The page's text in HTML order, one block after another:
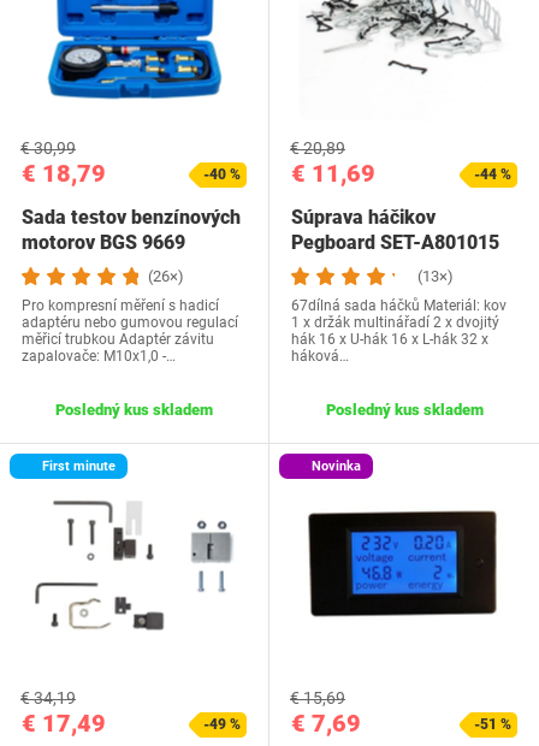
€ 18,79
€ 30,99
-40 %
Sada testov benzínových
motorov BGS 9669
(26×)
Pro kompresní měření s hadicí
adaptéru nebo gumovou regulací
měřicí trubkou Adaptér závitu
zapalovače: M10x1,0 -…
Posledný kus skladem
€ 11,69
€ 20,89
-44 %
Súprava háčikov
Pegboard SET-A801015
(13×)
67dílná sada háčků Materiál: kov
1 x držák multinářadí 2 x dvojitý
hák 16 x U-hák 16 x L-hák 32 x
háková…
Posledný kus skladem
First minute
€ 17,49
€ 34,19
-49 %
Novinka
€ 7,69
€ 15,69
-51 %